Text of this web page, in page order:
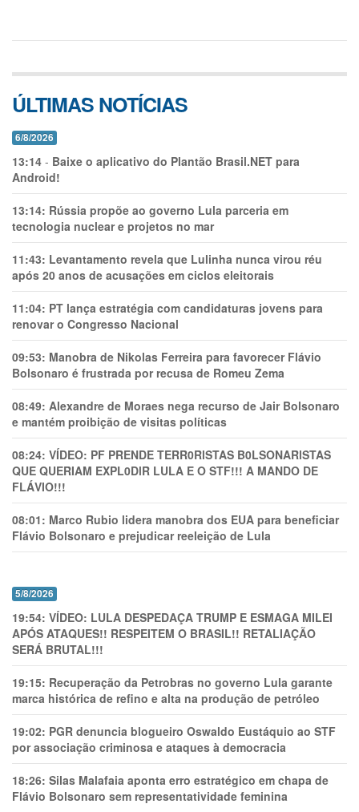
ÚLTIMAS NOTÍCIAS
6/8/2026
13:14 - Baixe o aplicativo do Plantão Brasil.NET para
Android!
13:14: Rússia propõe ao governo Lula parceria em
tecnologia nuclear e projetos no mar
11:43: Levantamento revela que Lulinha nunca virou réu
após 20 anos de acusações em ciclos eleitorais
11:04: PT lança estratégia com candidaturas jovens para
renovar o Congresso Nacional
09:53: Manobra de Nikolas Ferreira para favorecer Flávio
Bolsonaro é frustrada por recusa de Romeu Zema
08:49: Alexandre de Moraes nega recurso de Jair Bolsonaro
e mantém proibição de visitas políticas
08:24: VÍDEO: PF PRENDE TERR0RlSTAS B0LSONARlSTAS
QUE QUERIAM EXPL0DlR LULA E O STF!!! A MANDO DE
FLÁVIO!!!
08:01: Marco Rubio lidera manobra dos EUA para beneficiar
Flávio Bolsonaro e prejudicar reeleição de Lula
5/8/2026
19:54: VÍDEO: LULA DESPEDAÇA TRUMP E ESMAGA MILEI
APÓS ATAQUES!! RESPEITEM O BRASIL!! RETALIAÇÃO
SERÁ BRUTAL!!!
19:15: Recuperação da Petrobras no governo Lula garante
marca histórica de refino e alta na produção de petróleo
19:02: PGR denuncia blogueiro Oswaldo Eustáquio ao STF
por associação criminosa e ataques à democracia
18:26: Silas Malafaia aponta erro estratégico em chapa de
Flávio Bolsonaro sem representatividade feminina